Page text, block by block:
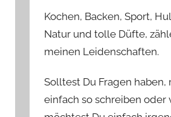
Kochen, Backen, Sport,
Natur und tolle Düfte,
meinen Leidenschaften.
Solltest Du Fragen
einfach so schreiben oder